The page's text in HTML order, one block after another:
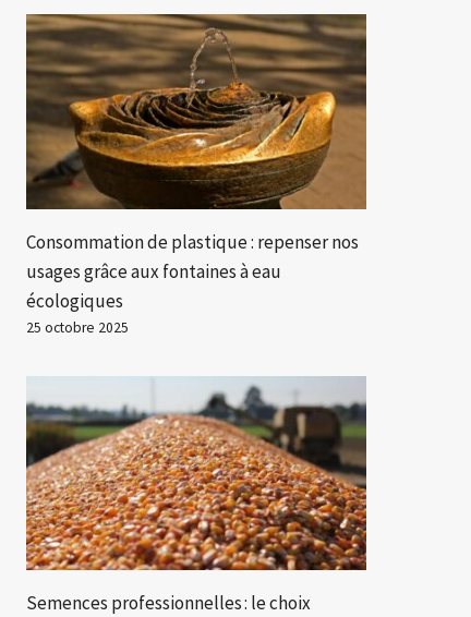
Consommation de plastique : repenser nos
usages grâce aux fontaines à eau
écologiques
25 octobre 2025
Semences professionnelles : le choix